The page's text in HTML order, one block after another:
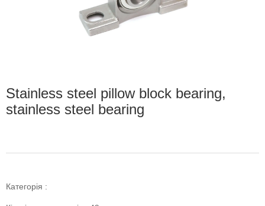
Stainless steel pillow block bearing,
stainless steel bearing
Категорія :